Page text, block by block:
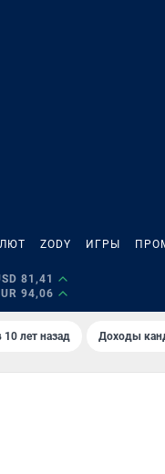
ZODY ИГРЫ
81,41
94,06
лет назад Доходы